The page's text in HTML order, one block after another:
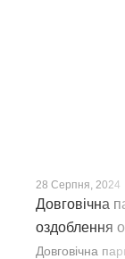
28 Серпня, 2024
Довговічна
оздоблення
Довговічна